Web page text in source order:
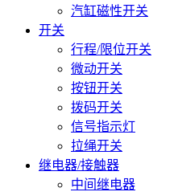
汽缸磁性开关
开关
行程/限位开关
微动开关
按钮开关
拨码开关
信号指示灯
拉绳开关
继电器/接触器
中间继电器